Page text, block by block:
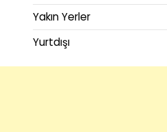
Yakın Yerler
Yurtdışı